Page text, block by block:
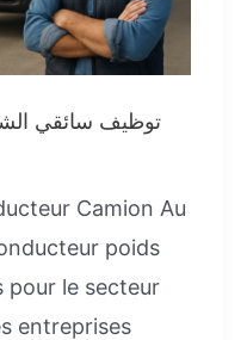
Camion Au
poids
pour le secteur
entreprises